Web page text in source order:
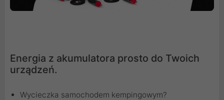
Energia z akumulatora prosto do Twoich
urządzeń.
Wycieczka samochodem kempingowym?